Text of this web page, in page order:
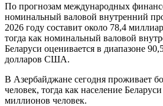
По прогнозам международных
номинальный валовой внутренний
2026 году составит около 78,4
тогда как номинальный валовой
Беларуси оценивается в диапазоне
долларов США.
В Азербайджане сегодня проживает
человек, тогда как население
миллионов человек.